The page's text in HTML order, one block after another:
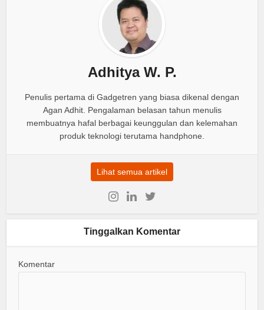
Adhitya W. P.
Penulis pertama di Gadgetren yang biasa dikenal dengan
Agan Adhit. Pengalaman belasan tahun menulis
membuatnya hafal berbagai keunggulan dan kelemahan
produk teknologi terutama handphone.
Lihat semua artikel
Tinggalkan Komentar
Komentar